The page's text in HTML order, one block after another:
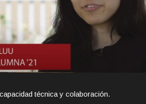
técnica y colaboración.